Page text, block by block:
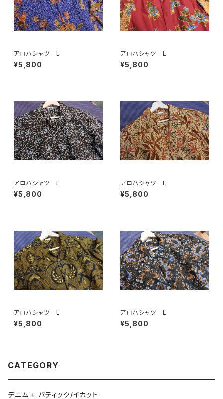
アロハシャツ L
¥5,800
アロハシャツ L
¥5,800
アロハシャツ L
¥5,800
アロハシャツ L
¥5,800
アロハシャツ L
¥5,800
アロハシャツ L
¥5,800
CATEGORY
デニム + バティック/イカット